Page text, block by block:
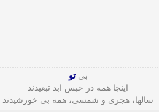
بی تو
اینجا همه در حبس ابد تبعیدند
سالها، هجری و شمسی، همه بی خورشیدند